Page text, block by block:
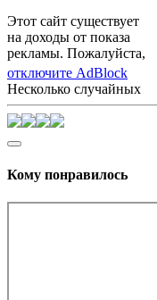
Этот сайт существует
на доходы от показа
рекламы. Пожалуйста,
отключите AdBlock
Несколько случайных
Кому понравилось